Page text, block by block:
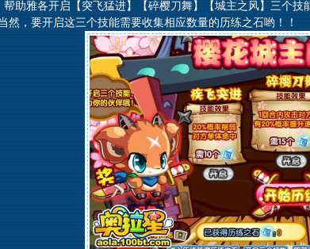
助雅各开启【突飞猛进】【碎樱刀舞】【城主之风】三个技
然，要开启这三个技能需要收集相应数量的历练之石哟！！